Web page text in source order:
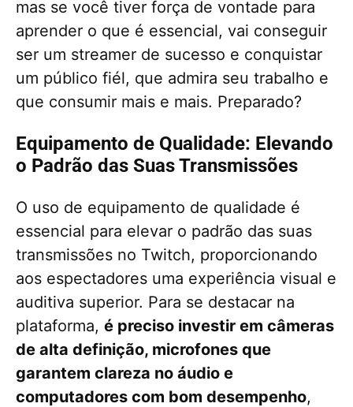
mas se você tiver força de vontade para
aprender o que é essencial, vai conseguir
ser um streamer de sucesso e conquistar
um público fiél, que admira seu trabalho e
que consumir mais e mais. Preparado?
Equipamento de Qualidade: Elevando
o Padrão das Suas Transmissões
O uso de equipamento de qualidade é
essencial para elevar o padrão das suas
transmissões no Twitch, proporcionando
aos espectadores uma experiência visual e
auditiva superior. Para se destacar na
plataforma, é preciso investir em câmeras
de alta definição, microfones que
garantem clareza no áudio e
computadores com bom desempenho,